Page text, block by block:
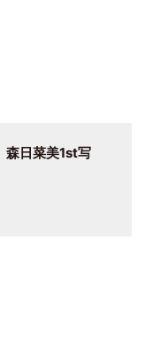
森日菜美1st写